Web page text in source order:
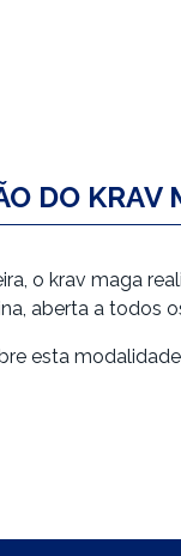
DO KRAV
o krav maga
aberta a todos
esta